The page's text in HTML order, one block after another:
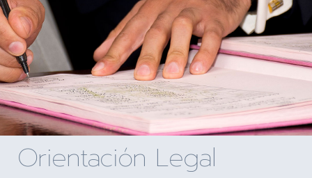
Orientación Legal